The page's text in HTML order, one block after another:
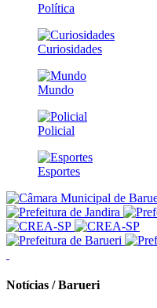
Política
Curiosidades
Mundo
Policial
Esportes
Notícias / Barueri